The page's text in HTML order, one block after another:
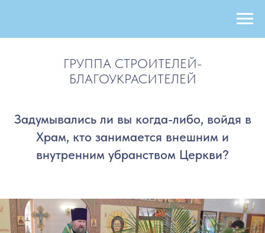
ГРУППА СТРОИТЕЛЕЙ-
БЛАГОУКРАСИТЕЛЕЙ
Задумывались ли вы когда-либо, войдя в
Храм, кто занимается внешним и
внутренним убранством Церкви?